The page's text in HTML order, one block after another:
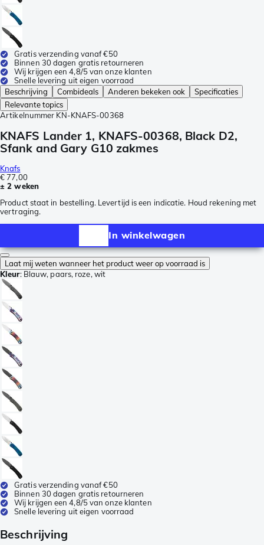
Gratis verzending vanaf €50
Binnen 30 dagen gratis retourneren
Wij krijgen een 4,8/5 van onze klanten
Snelle levering uit eigen voorraad
Beschrijving
Combideals Anderen bekeken ook
Specificaties
Relevante topics
Artikelnummer KN-KNAFS-00368
KNAFS Lander 1, KNAFS-00368, Black D2,
Sfank and Gary G10 zakmes
Knafs
€ 77,00
± 2 weken
Product staat in bestelling. Levertijd is een indicatie. Houd rekening met
vertraging.
In winkelwagen
Laat mij weten wanneer het product weer op voorraad is
Kleur: Blauw, paars, roze, wit
Gratis verzending vanaf €50
Binnen 30 dagen gratis retourneren
Wij krijgen een 4,8/5 van onze klanten
Snelle levering uit eigen voorraad
Beschrijving